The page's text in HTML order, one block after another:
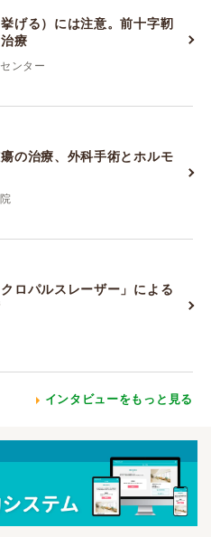
げる）には注意。前十字靭
療
ンター
の治療、外科手術とホルモ
ロパルスレーザー」による
インタビューをもっと見る